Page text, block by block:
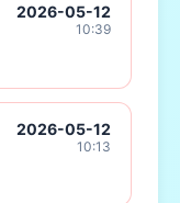
2026-05-12
10:39
2026-05-12
10:13